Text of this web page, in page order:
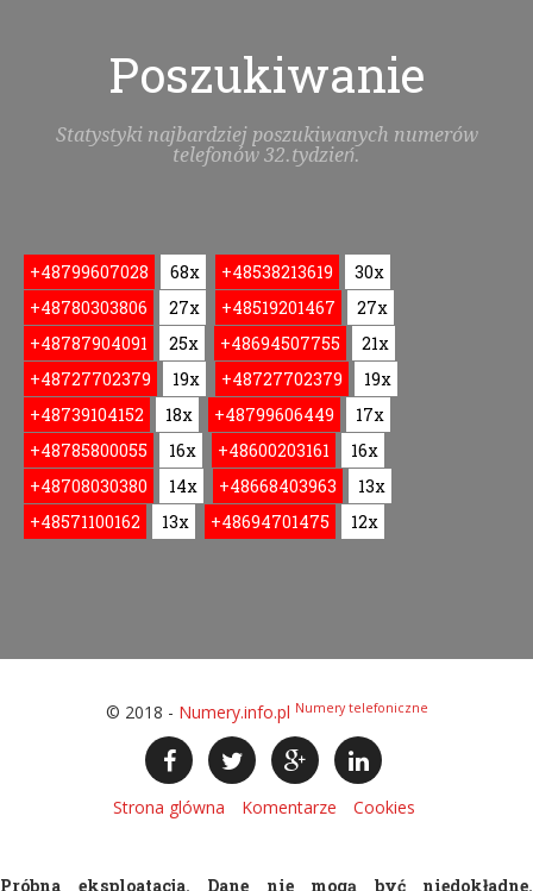
Poszukiwanie
Statystyki najbardziej poszukiwanych numerów
telefonów 32.tydzień.
+48799607028 68x +48538213619
30x
+48780303806
27x +48519201467
27x
+48787904091
25x +48694507755
21x
+48727702379
19x +48727702379
19x
+48739104152
18x +48799606449
17x
+48785800055
16x +48600203161
16x
+48708030380
14x +48668403963
13x
+48571100162
13x +48694701475 12x
© 2018 - Numery.info.pl Numery telefoniczne
Strona glówna Komentarze Cookies
Próbna eksploatacja. Dane nie mogą być niedokładne.